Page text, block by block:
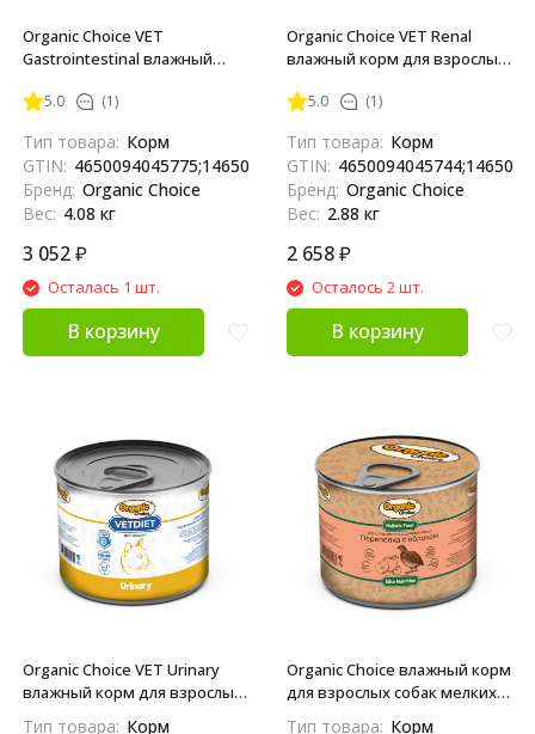
Organic Сhoice VET
Gastrointestinal влажный
для профилактики болезней
шт
5.0 (1)
Тип товара: Корм
GTIN: 4650094045775;14650094045772
Бренд: Organic Choice
Вес: 4.08 кг
3 052₽
Осталась 1 шт.
В корзину
Organic Сhoice VET Renal
влажный корм для взрослых
болезней почек, в консервах
5.0 (1)
Тип товара: Корм
GTIN:
Бренд: Organic Choice
Вес: 2.88 кг
2 658₽
Осталось 2 шт.
В корзину
Organic Сhoice VET Urinary
влажный корм для взрослых
Тип товара: Корм
Organic Сhoice влажный корм
для взрослых собак мелких и
Тип товара: Корм